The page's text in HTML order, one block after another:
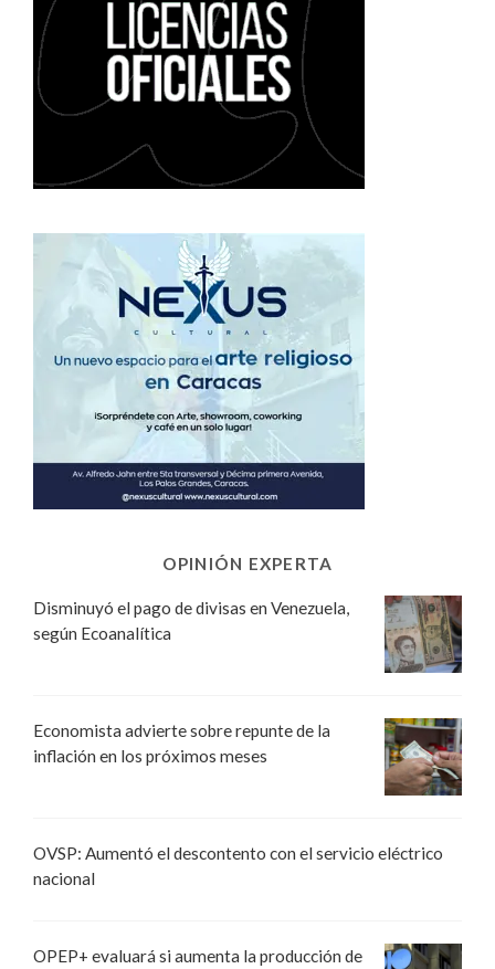
OPINIÓN EXPERTA
Disminuyó el pago de divisas en Venezuela,
según Ecoanalítica
Economista advierte sobre repunte de la
inflación en los próximos meses
OVSP: Aumentó el descontento con el servicio eléctrico
nacional
OPEP+ evaluará si aumenta la producción de